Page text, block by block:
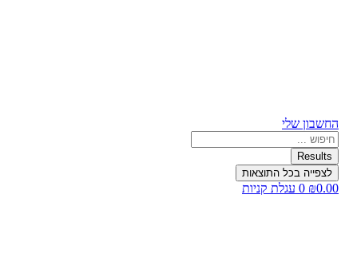
החשבון שלי
Search
...
Results
לצפייה בכל התוצאות
₪0.00
0 עגלת קניות